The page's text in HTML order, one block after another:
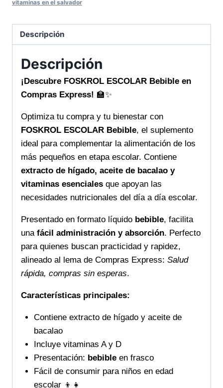
vitaminas en el salvador
Descripción
Descripción
¡Descubre FOSKROL ESCOLAR Bebible en
Compras Express! 🏫✨
Optimiza tu compra y tu bienestar con
FOSKROL ESCOLAR Bebible, el suplemento
ideal para complementar la alimentación de los
más pequeños en etapa escolar. Contiene
extracto de hígado, aceite de bacalao y
vitaminas esenciales que apoyan las
necesidades nutricionales del día a día escolar.
Presentado en formato líquido bebible, facilita
una fácil administración y absorción. Perfecto
para quienes buscan practicidad y rapidez,
alineado al lema de Compras Express: Salud
rápida, compras sin esperas.
Características principales:
Contiene extracto de hígado y aceite de
bacalao
Incluye vitaminas A y D
Presentación: bebibleen frasco
Fácil de consumir para niños en edad
escolar 👦👧